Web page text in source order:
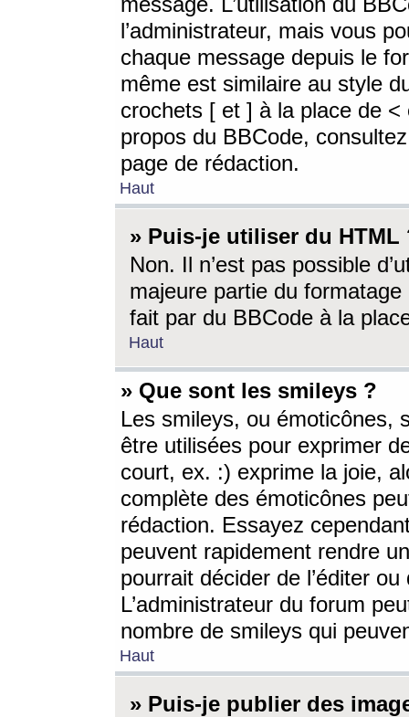
l’administrateur, mais vous
chaque message depuis le
même est similaire au style
crochets [ et ] à la place de <
propos du BBCode,
page de rédaction.
Haut
» Puis-je utiliser du HTML
Non. Il n’est pas possible
majeure partie du
fait par du BBCode à la
Haut
» Que sont les smileys ?
Les smileys, ou émoticônes,
être utilisées pour exprimer
court, ex. :) exprime la joie,
complète des émoticônes
rédaction. Essayez
peuvent rapidement rendre
pourrait décider de l’éditer
L’administrateur du forum
nombre de smileys qui
Haut
» Puis-je publier des